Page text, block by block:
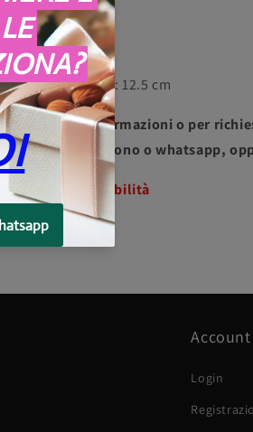
cliente..
Materiale: Resina
Dimensioni: 12.5 cm
Per ulteriori informazioni o per
3275997907 telefono o whatsapp,
Chiedere disponibilità
Account
Login